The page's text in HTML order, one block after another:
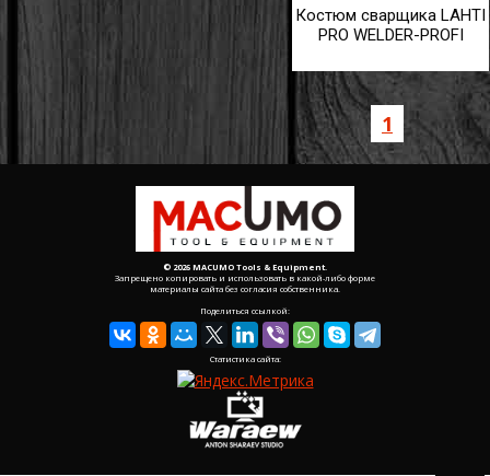
Костюм сварщика LAHTI
PRO WELDER-PROFI
1
© 2026 MACUMO Tools & Equipment.
Запрещено копировать и использовать в какой-либо форме
материалы сайта без согласия собственника.
Поделиться ссылкой:
Статистика сайта: